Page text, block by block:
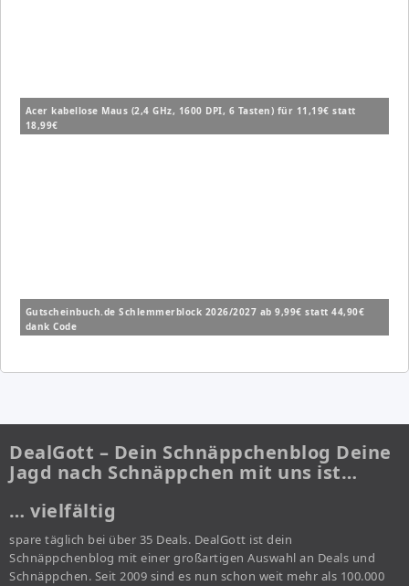
Acer kabellose Maus (2,4 GHz, 1600 DPI, 6 Tasten) für 11,19€ statt
18,99€
Gutscheinbuch.de Schlemmerblock 2026/2027 ab 9,99€ statt 44,90€
dank Code
DealGott – Dein Schnäppchenblog Deine
Jagd nach Schnäppchen mit uns ist…
… vielfältig
spare täglich bei über 35 Deals. DealGott ist dein
Schnäppchenblog mit einer großartigen Auswahl an Deals und
Schnäppchen. Seit 2009 sind es nun schon weit mehr als 100.000